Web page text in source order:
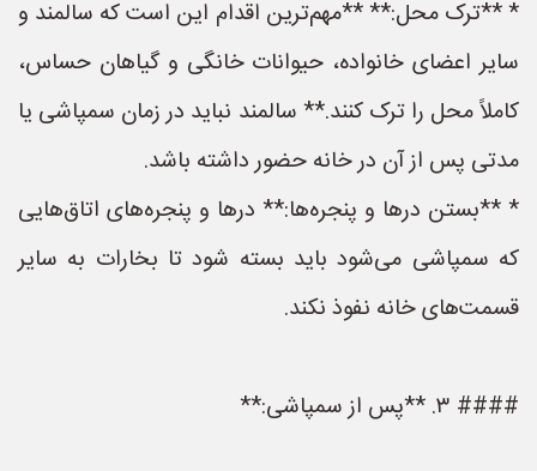
* **ترک محل:** **مهم‌ترین اقدام این است که سالمند و
سایر اعضای خانواده، حیوانات خانگی و گیاهان حساس،
کاملاً محل را ترک کنند.** سالمند نباید در زمان سمپاشی یا
مدتی پس از آن در خانه حضور داشته باشد.
* **بستن درها و پنجره‌ها:** درها و پنجره‌های اتاق‌هایی
که سمپاشی می‌شود باید بسته شود تا بخارات به سایر
قسمت‌های خانه نفوذ نکند.
#### ۳. **پس از سمپاشی:**